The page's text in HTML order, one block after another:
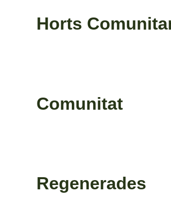
Horts
Comunitat
Regenerades